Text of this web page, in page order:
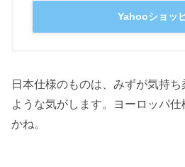
Yahooショッ
日本仕様のものは、みずが気持
ような気がします。ヨーロッパ
かね。